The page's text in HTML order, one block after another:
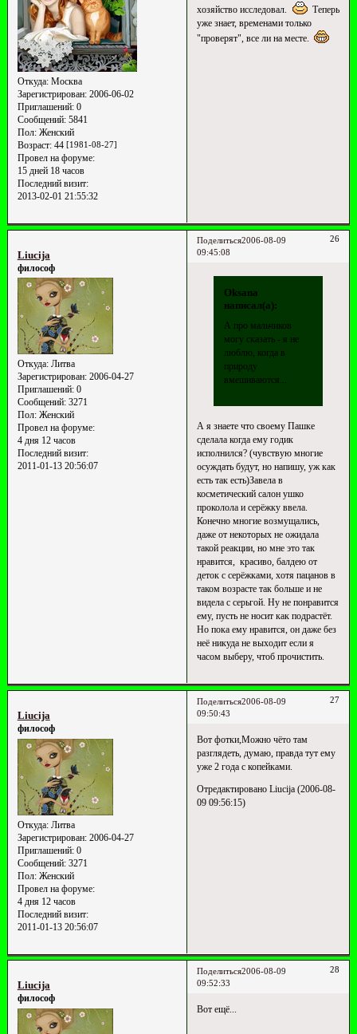
Откуда:Москва
Зарегистрирован: 2006-06-02
Приглашений:0
Сообщений:5841
Пол:Женский
Возраст:44 [1981-08-27]
Провел на форуме:
15 дней 18 часов
Последний визит:
2013-02-01 21:55:32
хозяйство исследовал.
Теперь
уже знает, временами только
"проверят", все ли на месте.
Поделиться 26
2006-08-09
09:45:08
Liucija
философ
Откуда:Литва
Зарегистрирован: 2006-04-27
Приглашений:0
Сообщений:3271
Пол:Женский
Провел на форуме:
4 дня 12 часов
Последний визит:
2011-01-13 20:56:07
Oksana
написал(а):
А про мальчиков
могу сказать - я не
люблю, когда в
природу
вмешиваются...
А я знаете что своему Пашке
сделала когда ему годик
исполнился? (чувствую многие
осуждать будут, но напишу, уж как
есть так есть)Завела в
косметический салон ушко
проколола и серёжку ввела.
Конечно многие возмущались,
даже от некоторых не ожидала
такой реакции, но мне это так
нравится, красиво, балдею от
деток с серёжками, хотя пацанов в
таком возрасте так больше и не
видела с серьгой. Ну не понравится
ему, пусть не носит как подрастёт.
Но пока ему нравится, он даже без
неё никуда не выходит если я
часом выберу, чтоб прочистить.
Поделиться 27
2006-08-09
09:50:43
Liucija
философ
Откуда:Литва
Зарегистрирован: 2006-04-27
Приглашений:0
Сообщений:3271
Пол:Женский
Провел на форуме:
4 дня 12 часов
Последний визит:
2011-01-13 20:56:07
Вот фотки,Можно чёто там
разглядеть, думаю, правда тут ему
уже 2 года с копейками.
Отредактировано Liucija (2006-08-
09 09:56:15)
Поделиться 28
2006-08-09
09:52:33
Liucija
философ
Вот ещё...